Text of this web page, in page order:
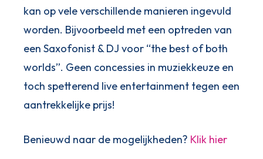
kan op vele verschillende manieren ingevuld
worden. Bijvoorbeeld met een optreden van
een Saxofonist & DJ voor “the best of both
worlds”. Geen concessies in muziekkeuze en
toch spetterend live entertainment tegen een
aantrekkelijke prijs!
Benieuwd naar de mogelijkheden? Klik hier